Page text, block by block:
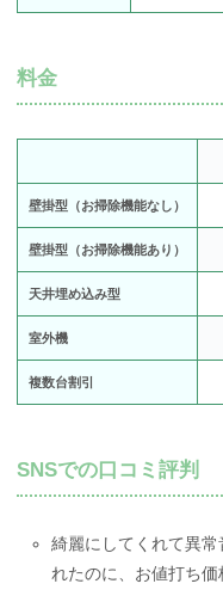
料金
壁掛型（お掃除機能なし）
壁掛型（お掃除機能あり）
天井埋め込み型
室外機
複数台割引
SNSでの口コミ評判
綺麗にしてくれて異常
れたのに、お値打ち価